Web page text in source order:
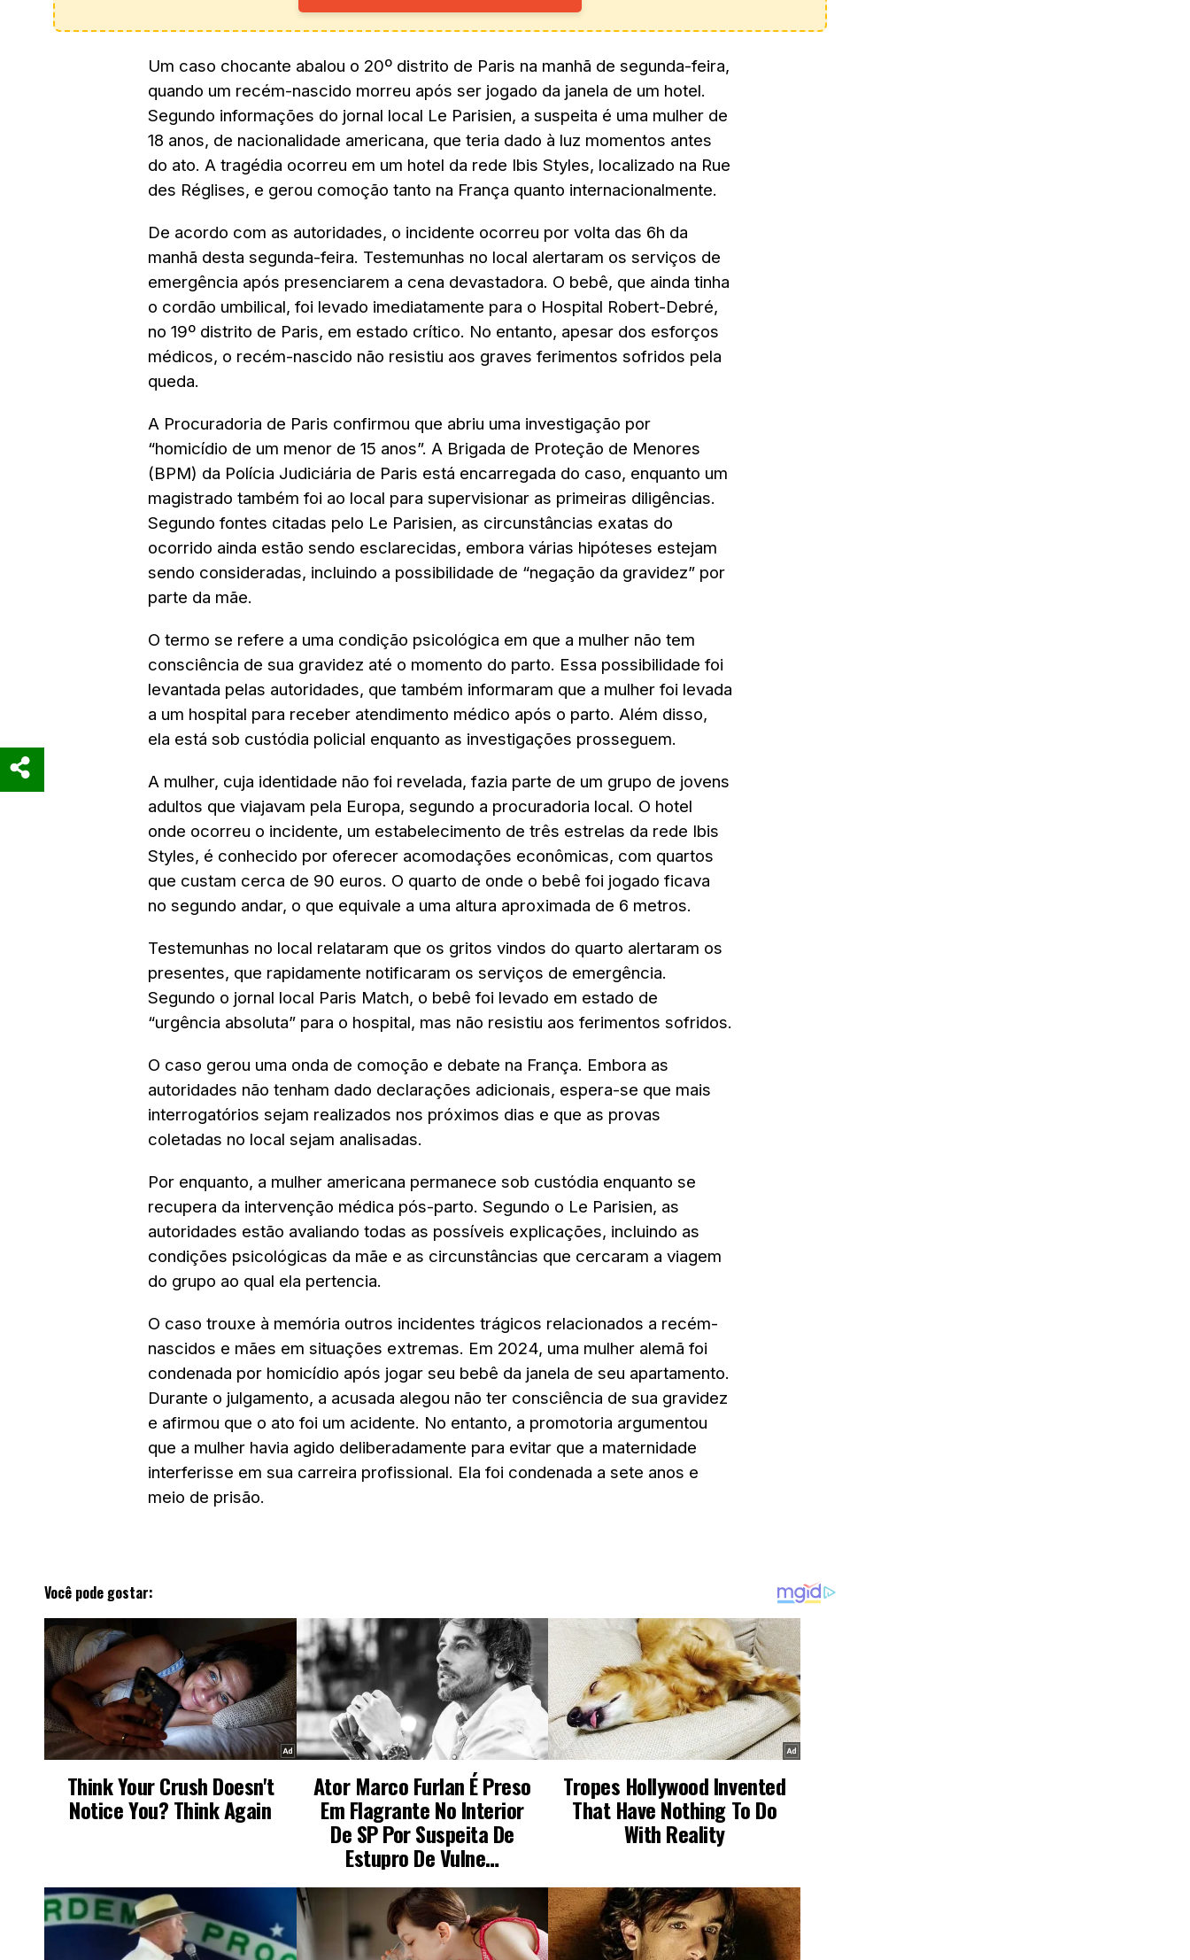
Um caso chocante abalou o 20º distrito de Paris na manhã de segunda-feira,
quando um recém-nascido morreu após ser jogado da janela de um hotel.
Segundo informações do jornal local Le Parisien, a suspeita é uma mulher de
18 anos, de nacionalidade americana, que teria dado à luz momentos antes
do ato. A tragédia ocorreu em um hotel da rede Ibis Styles, localizado na Rue
des Réglises, e gerou comoção tanto na França quanto internacionalmente.
De acordo com as autoridades, o incidente ocorreu por volta das 6h da
manhã desta segunda-feira. Testemunhas no local alertaram os serviços de
emergência após presenciarem a cena devastadora. O bebê, que ainda tinha
o cordão umbilical, foi levado imediatamente para o Hospital Robert-Debré,
no 19º distrito de Paris, em estado crítico. No entanto, apesar dos esforços
médicos, o recém-nascido não resistiu aos graves ferimentos sofridos pela
queda.
A Procuradoria de Paris confirmou que abriu uma investigação por
“homicídio de um menor de 15 anos”. A Brigada de Proteção de Menores
(BPM) da Polícia Judiciária de Paris está encarregada do caso, enquanto um
magistrado também foi ao local para supervisionar as primeiras diligências.
Segundo fontes citadas pelo Le Parisien, as circunstâncias exatas do
ocorrido ainda estão sendo esclarecidas, embora várias hipóteses estejam
sendo consideradas, incluindo a possibilidade de “negação da gravidez” por
parte da mãe.
O termo se refere a uma condição psicológica em que a mulher não tem
consciência de sua gravidez até o momento do parto. Essa possibilidade foi
levantada pelas autoridades, que também informaram que a mulher foi levada
a um hospital para receber atendimento médico após o parto. Além disso,
ela está sob custódia policial enquanto as investigações prosseguem.
A mulher, cuja identidade não foi revelada, fazia parte de um grupo de jovens
adultos que viajavam pela Europa, segundo a procuradoria local. O hotel
onde ocorreu o incidente, um estabelecimento de três estrelas da rede Ibis
Styles, é conhecido por oferecer acomodações econômicas, com quartos
que custam cerca de 90 euros. O quarto de onde o bebê foi jogado ficava
no segundo andar, o que equivale a uma altura aproximada de 6 metros.
Testemunhas no local relataram que os gritos vindos do quarto alertaram os
presentes, que rapidamente notificaram os serviços de emergência.
Segundo o jornal local Paris Match, o bebê foi levado em estado de
“urgência absoluta” para o hospital, mas não resistiu aos ferimentos sofridos.
O caso gerou uma onda de comoção e debate na França. Embora as
autoridades não tenham dado declarações adicionais, espera-se que mais
interrogatórios sejam realizados nos próximos dias e que as provas
coletadas no local sejam analisadas.
Por enquanto, a mulher americana permanece sob custódia enquanto se
recupera da intervenção médica pós-parto. Segundo o Le Parisien, as
autoridades estão avaliando todas as possíveis explicações, incluindo as
condições psicológicas da mãe e as circunstâncias que cercaram a viagem
do grupo ao qual ela pertencia.
O caso trouxe à memória outros incidentes trágicos relacionados a recém-
nascidos e mães em situações extremas. Em 2024, uma mulher alemã foi
condenada por homicídio após jogar seu bebê da janela de seu apartamento.
Durante o julgamento, a acusada alegou não ter consciência de sua gravidez
e afirmou que o ato foi um acidente. No entanto, a promotoria argumentou
que a mulher havia agido deliberadamente para evitar que a maternidade
interferisse em sua carreira profissional. Ela foi condenada a sete anos e
meio de prisão.